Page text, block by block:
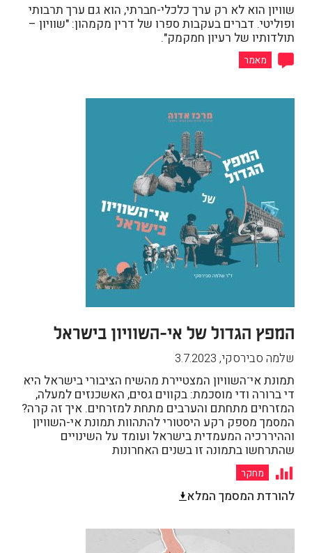
שוויון הוא לא רק ערך כלכלי-חברתי, הוא גם ערך תרבותי
ופוליטי. דברים בעקבות ספרו של דרין מקמהון: "שוויון –
תולדותיו של רעיון חמקמק".
מאמר
המפץ הגדול של אי-השוויון בישראל
שלמה סבירסקי,
3.7.2023
תמונת אי־השוויון המצטיירת מהשיח הציבורי בישראל היא
די ברורה ודי מוסכמת: בקווים גסים, האשכנזים למעלה,
המזרחים מתחתם והערבים מתחת למזרחים. איך זה קרה?
המסמך מספק רקע היסטורי להתהוות תמונת אי-השוויון
וההיררכיה המעמדית בישראל ועומד על השינויים
שהתרחשו בתמונה זו בשנים האחרונות
מחקר
להורדת המסמך המלא